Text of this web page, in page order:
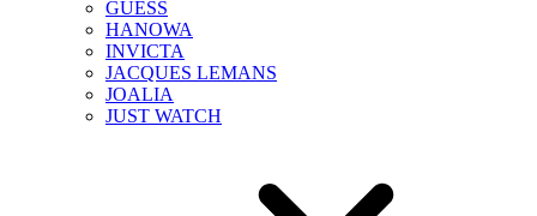
GUESS
HANOWA
INVICTA
JACQUES LEMANS
JOALIA
JUST WATCH